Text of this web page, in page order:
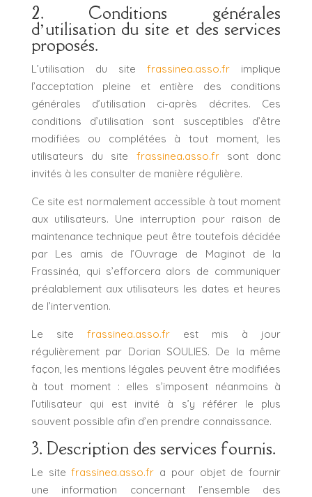
2. Conditions générales
d’utilisation du site et des services
proposés.
L’utilisation du sitefrassinea.asso.fr implique
l’acceptation pleine et entière des conditions
générales d’utilisation ci-après décrites. Ces
conditions d’utilisation sont susceptibles d’être
modifiées ou complétées à tout moment, les
utilisateurs du site frassinea.asso.frsont donc
invités à les consulter de manière régulière.
Ce site est normalement accessible à tout moment
aux utilisateurs. Une interruption pour raison de
maintenance technique peut être toutefois décidée
par Les amis de l’Ouvrage de Maginot de la
Frassinéa, qui s’efforcera alors de communiquer
préalablement aux utilisateurs les dates et heures
de l’intervention.
Le site frassinea.asso.frest mis à jour
régulièrement par Dorian SOULIES. De la même
façon, les mentions légales peuvent être modifiées
à tout moment : elles s’imposent néanmoins à
l’utilisateur qui est invité à s’y référer le plus
souvent possible afin d’en prendre connaissance.
3. Description des services fournis.
Le sitefrassinea.asso.fr a pour objet de fournir
une information concernant l’ensemble des